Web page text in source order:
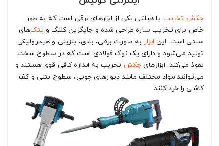
چکش تخریب یا هیلتی یکی از ابزارهای برقی است که به طور
خاص برای تخریب سازه طراحی شده و جایگزین کلنگ و پتک‌های
سنتی است. این ابزار به صورت برقی، بادی، بنزینی و هیدرولیکی
تولید می‌شود و دارای یک نوک فولادی است که در سطوح سخت
نفوذ می‌کند. ابزارهای چکش تخریب به اندازه کافی قوی هستند و
می‌توانند مواد مختلف مانند دیوارهای چوبی، سطوح بتنی و کف
کاشی را خرد کنند.